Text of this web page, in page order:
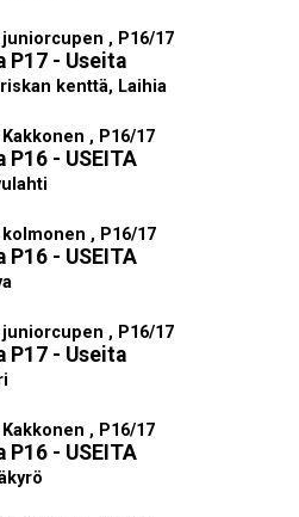
juniorcupen , P16/17
P17 - Useita
kenttä, Laihia
Kakkonen , P16/17
P16 - USEITA
kolmonen , P16/17
P16 - USEITA
juniorcupen , P16/17
P17 - Useita
Kakkonen , P16/17
P16 - USEITA